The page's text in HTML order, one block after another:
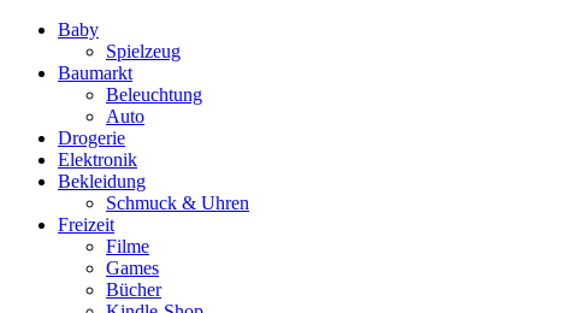
Baby
Spielzeug
Baumarkt
Beleuchtung
Auto
Drogerie
Elektronik
Bekleidung
Schmuck & Uhren
Freizeit
Filme
Games
Bücher